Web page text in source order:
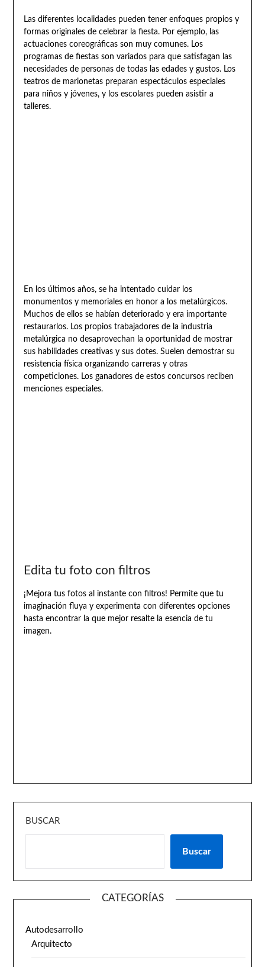
Las diferentes localidades pueden tener enfoques propios y
formas originales de celebrar la fiesta. Por ejemplo, las
actuaciones coreográficas son muy comunes. Los
programas de fiestas son variados para que satisfagan las
necesidades de personas de todas las edades y gustos. Los
teatros de marionetas preparan espectáculos especiales
para niños y jóvenes, y los escolares pueden asistir a
talleres.
En los últimos años, se ha intentado cuidar los
monumentos y memoriales en honor a los metalúrgicos.
Muchos de ellos se habían deteriorado y era importante
restaurarlos. Los propios trabajadores de la industria
metalúrgica no desaprovechan la oportunidad de mostrar
sus habilidades creativas y sus dotes. Suelen demostrar su
resistencia física organizando carreras y otras
competiciones. Los ganadores de estos concursos reciben
menciones especiales.
Edita tu foto con filtros
¡Mejora tus fotos al instante con filtros! Permite que tu
imaginación fluya y experimenta con diferentes opciones
hasta encontrar la que mejor resalte la esencia de tu
imagen.
BUSCAR
Buscar
CATEGORÍAS
Autodesarrollo
Arquitecto